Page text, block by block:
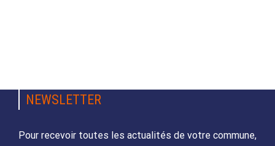
NEWSLETTER
Pour recevoir toutes les actualités de votre commune,